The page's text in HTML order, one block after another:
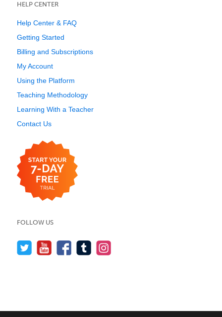
HELP CENTER
Help Center & FAQ
Getting Started
Billing and Subscriptions
My Account
Using the Platform
Teaching Methodology
Learning With a Teacher
Contact Us
FOLLOW US